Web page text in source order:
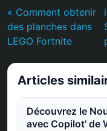
« Comment obtenir
des planches dans
LEGO Fortnite
Articles
Découvrez le
avec Copilot’ de